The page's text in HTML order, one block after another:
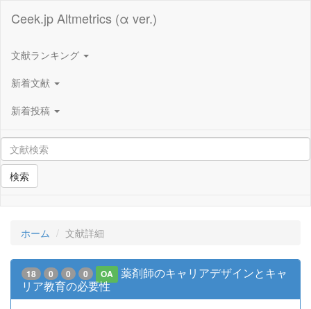
Ceek.jp Altmetrics (α ver.)
文献ランキング
新着文献
新着投稿
検索
ホーム 文献詳細
18 0 0 0 OA
薬剤師のキャリアデザインとキャ
リア教育の必要性